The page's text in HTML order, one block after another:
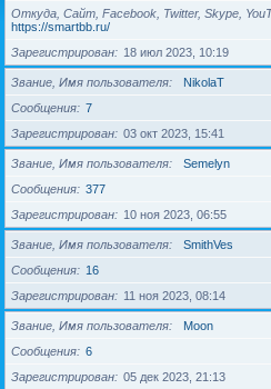
Откуда, Сайт, Facebook, Twitter, Skype,
https://smartbb.ru/
Зарегистрирован
18 июл 2023, 10:19
Звание, Имя пользователя
NikolaT
Сообщения
7
Зарегистрирован
03 окт 2023, 15:41
Звание, Имя пользователя
Semelyn
Сообщения
377
Зарегистрирован
10 ноя 2023, 06:55
Звание, Имя пользователя
SmithVes
Сообщения
16
Зарегистрирован
11 ноя 2023, 08:14
Звание, Имя пользователя
Moon
Сообщения
6
Зарегистрирован
05 дек 2023, 21:13